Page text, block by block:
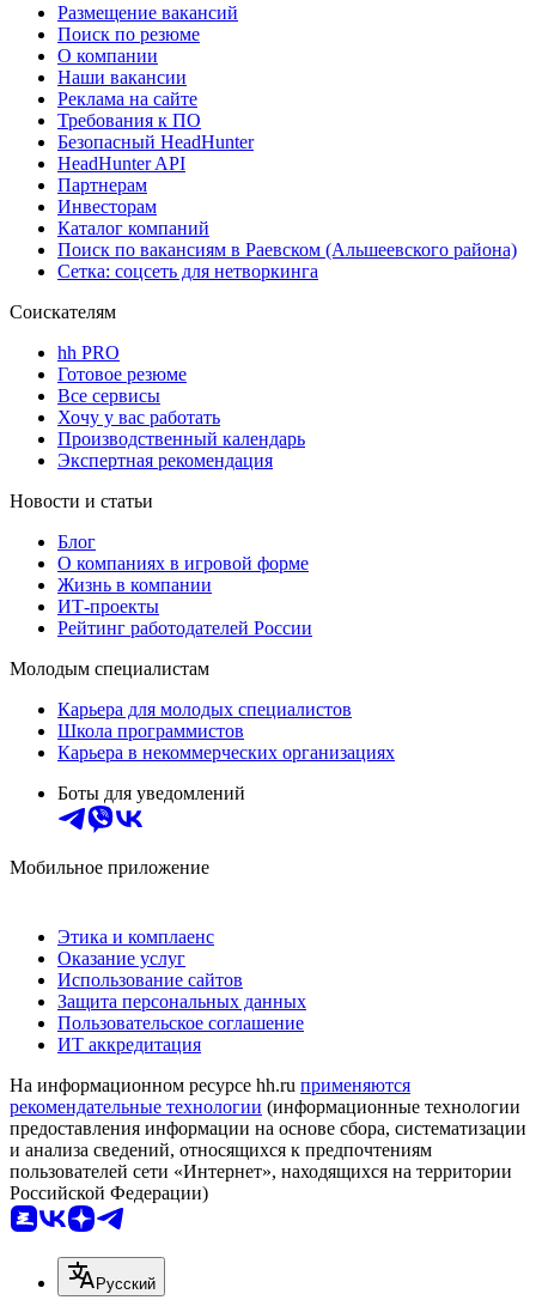
Размещение вакансий
Поиск по резюме
О компании
Наши вакансии
Реклама на сайте
Требования к ПО
Безопасный HeadHunter
HeadHunter API
Партнерам
Инвесторам
Каталог компаний
Поиск по вакансиям в Раевском (Альшеевского района)
Сетка: соцсеть для нетворкинга
Соискателям
hh PRO
Готовое резюме
Все сервисы
Хочу у вас работать
Производственный календарь
Экспертная рекомендация
Новости и статьи
Блог
О компаниях в игровой форме
Жизнь в компании
ИТ-проекты
Рейтинг работодателей России
Молодым специалистам
Карьера для молодых специалистов
Школа программистов
Карьера в некоммерческих организациях
Боты для уведомлений
Мобильное приложение
Этика и комплаенс
Оказание услуг
Использование сайтов
Защита персональных данных
Пользовательское соглашение
ИТ аккредитация
На информационном ресурсе hh.ru применяются
рекомендательные технологии (информационные технологии
предоставления информации на основе сбора, систематизации
и анализа сведений, относящихся к предпочтениям
пользователей сети «Интернет», находящихся на территории
Российской Федерации)
Русский